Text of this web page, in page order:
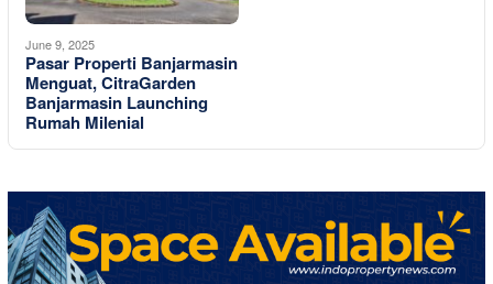
June 9, 2025
Pasar Properti Banjarmasin
Menguat, CitraGarden
Banjarmasin Launching
Rumah Milenial